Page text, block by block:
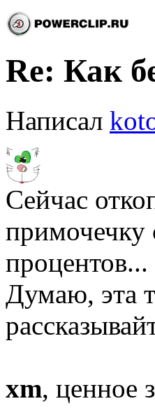
Re: Как
Написал
Сейчас
примочечку
процентов...
Думаю, эта
xm, ценное